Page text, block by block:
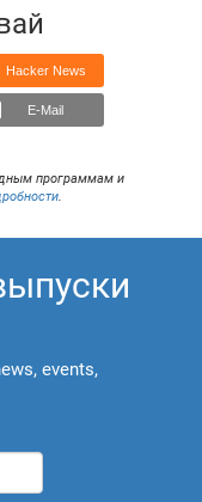
Hacker News
E-Mail
программам и
.
events,